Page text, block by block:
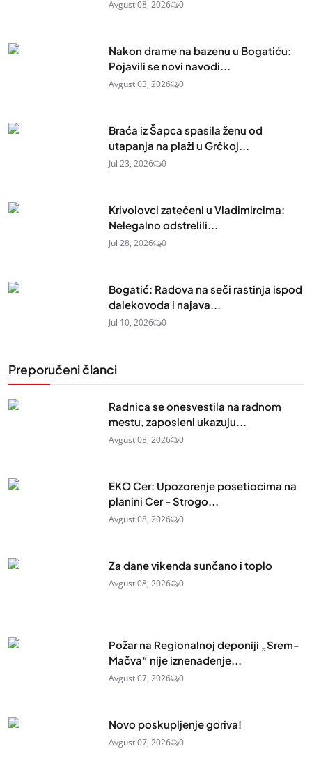
Avgust 08, 2026 0
Nakon drame na bazenu u Bogatiću:
Pojavili se novi navodi...
Avgust 03, 2026 0
Braća iz Šapca spasila ženu od
utapanja na plaži u Grčkoj...
Jul 23, 2026 0
Krivolovci zatečeni u Vladimircima:
Nelegalno odstrelili...
Jul 28, 2026 0
Bogatić: Radova na seči rastinja ispod
dalekovoda i najava...
Jul 10, 2026 0
Preporučeni članci
Radnica se onesvestila na radnom
mestu, zaposleni ukazuju...
Avgust 08, 2026 0
EKO Cer: Upozorenje posetiocima na
planini Cer - Strogo...
Avgust 08, 2026 0
Za dane vikenda sunčano i toplo
Avgust 08, 2026 0
Požar na Regionalnoj deponiji „Srem-
Mačva“ nije iznenađenje...
Avgust 07, 2026 0
Novo poskupljenje goriva!
Avgust 07, 2026 0